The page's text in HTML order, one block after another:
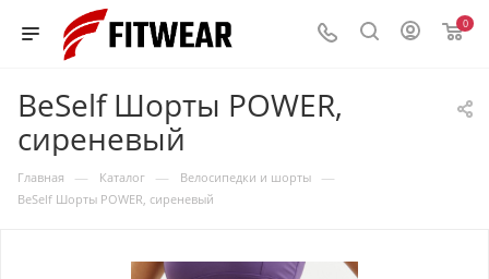
0
BeSelf Шорты POWER,
сиреневый
Главная — Каталог — Велосипедки и шорты —
BeSelf Шорты POWER, сиреневый